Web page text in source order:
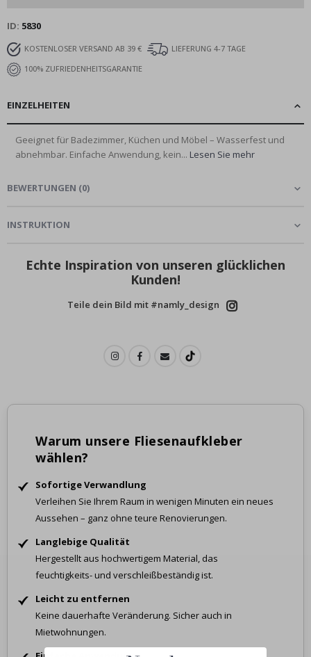
ID 5830
KOSTENLOSER VERSAND AB 39 €
LIEFERUNG 4-7 TAGE
100% ZUFRIEDENHEITSGARANTIE
EINZELHEITEN
Geeignet für Badezimmer, Küchen und Möbel – Wasserfest und
abnehmbar. Einfache Anwendung, kein... Lesen Sie mehr
BEWERTUNGEN (0)
INSTRUKTION
Echte Inspiration von unseren glücklichen
Kunden!
Teile dein Bild mit #namly_design
Warum unsere Fliesenaufkleber
wählen?
Sofortige Verwandlung
Verleihen Sie Ihrem Raum in wenigen Minuten ein neues
Aussehen – ganz ohne teure Renovierungen.
Langlebige Qualität
Hergestellt aus hochwertigem Material, das
feuchtigkeits- und verschleißbeständig ist.
Leicht zu entfernen
Keine dauerhafte Veränderung. Sicher auch in
Mietwohnungen.